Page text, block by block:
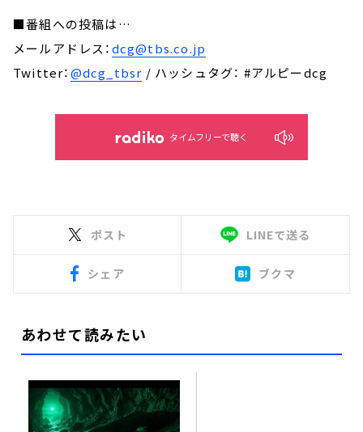
■番組への投稿は…
メールアドレス：dcg@tbs.co.jp
Twitter：@dcg_tbsr / ハッシュタグ： #アルピーdcg
タイムフリーで聴く
ポスト LINEで送る
シェア ブクマ
あわせて読みたい